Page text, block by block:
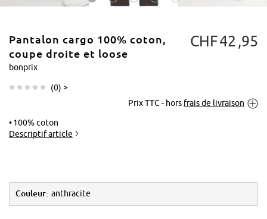
agrandir
Pantalon cargo 100% coton,
coupe droite et loose
bonprix
(0) >
CHF42 95
Prix TTC - hors frais de livraison
100% coton
Descriptif article
Couleur: anthracite